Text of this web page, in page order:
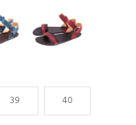
39 40